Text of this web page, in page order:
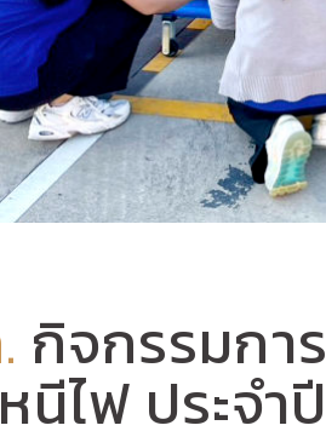
กิจกรรมกา
ไฟ ประจำ